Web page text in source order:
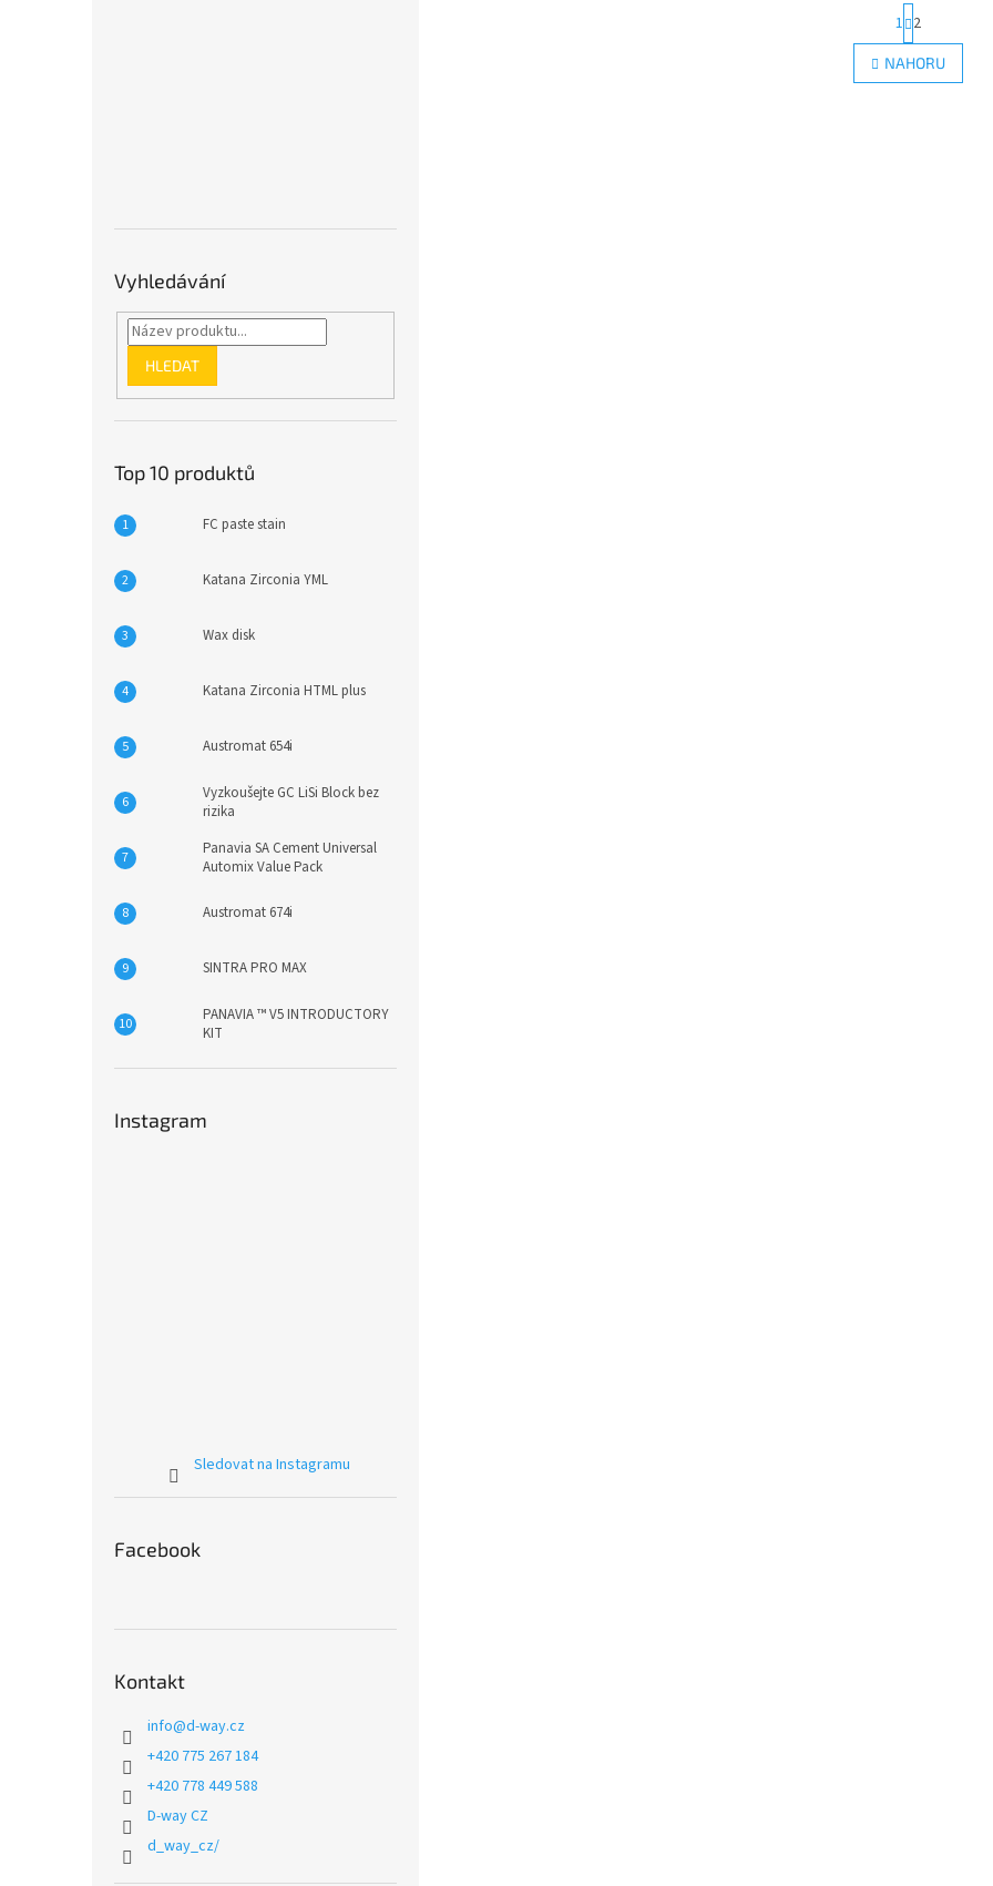
Vyhledávání
HLEDAT
Top 10 produktů
FC paste stain
Katana Zirconia YML
Wax disk
Katana Zirconia HTML plus
Austromat 654i
Vyzkoušejte GC LiSi Block bez
rizika
Panavia SA Cement Universal
Automix Value Pack
Austromat 674i
SINTRA PRO MAX
PANAVIA ™ V5 INTRODUCTORY
KIT
Instagram
Sledovat na Instagramu
Facebook
Kontakt
info@d-way.cz
+420 775 267 184
+420 778 449 588
D-way CZ
d_way_cz/
O
v
S
t
r
á
n
1 2
NAHORU